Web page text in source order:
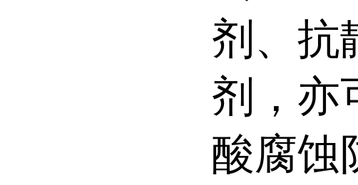
剂、抗
剂，亦
酸腐蚀